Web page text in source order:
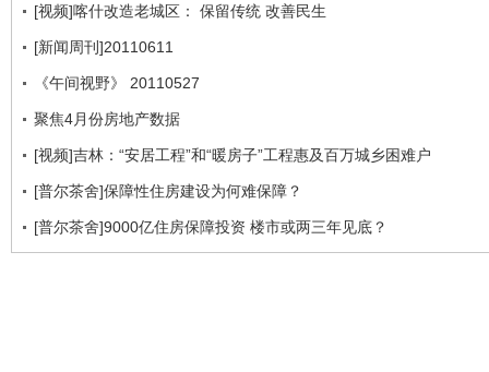
[视频]喀什改造老城区： 保留传统 改善民生
[新闻周刊]20110611
《午间视野》 20110527
聚焦4月份房地产数据
[视频]吉林：“安居工程”和“暖房子”工程惠及百万城乡困难户
[普尔茶舍]保障性住房建设为何难保障？
[普尔茶舍]9000亿住房保障投资 楼市或两三年见底？